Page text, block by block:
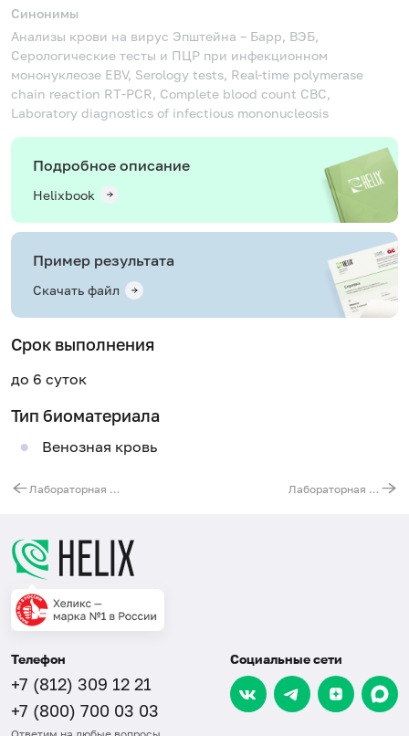
Синонимы
Анализы крови на вирус Эпштейна – Барр, ВЭБ,
Серологические тесты и ПЦР при инфекционном
мононуклеозе EBV, Serology tests, Real-time polymerase
chain reaction RT-PCR, Complete blood count CBC,
Laboratory diagnostics of infectious mononucleosis
Подробное описание
Helixbook
Пример результата
Скачать файл
Срок выполнения
до 6 суток
Тип биоматериала
Венозная кровь
Лабораторная диагностика рахита Лабораторная диагностика гельминтозов и паразитозов
Телефон
+7 (812) 309 12 21
+7 (800) 700 03 03
Социальные сети